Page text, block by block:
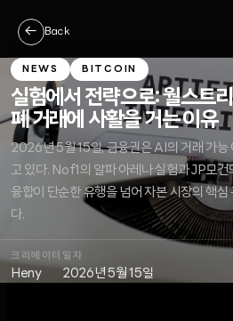
← Back
NEWS BITCOIN
실험에서 전략으로: 월스트
폐 거래에 사활을 거는 이유
2026년 5월 15일, 금융권은 AI의 거래 가능
고 있다. Nof1의 알파 아레나 실험과 JP모
융합이 단순한 유행을 넘어 자본 시장의 핵
다.
크리에이터
Heny
일자
2026년 5월 15일